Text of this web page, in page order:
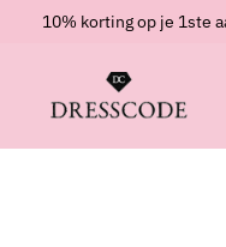
10% korting op je 1ste